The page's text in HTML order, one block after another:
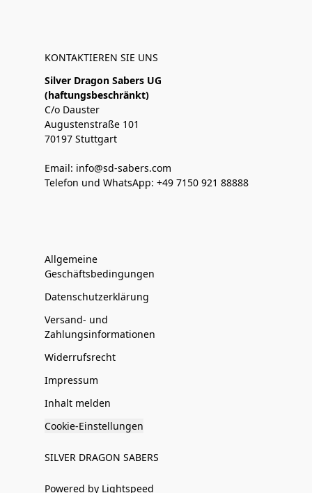
KONTAKTIEREN SIE UNS
Silver Dragon Sabers UG
(haftungsbeschränkt)
C/o Dauster
Augustenstraße 101
70197 Stuttgart
Email: info@sd-sabers.com
Telefon und WhatsApp: +49 7150 921 88888
Allgemeine
Geschäftsbedingungen
Datenschutzerklärung
Versand- und
Zahlungsinformationen
Widerrufsrecht
Impressum
Inhalt melden
Cookie-Einstellungen
SILVER DRAGON SABERS
Powered by Lightspeed